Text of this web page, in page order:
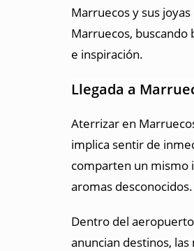
Marruecos y sus
Marruecos, buscando
e inspiración.
Llegada a
Aterrizar en
implica sentir de
comparten un mismo
aromas desconocidos.
Dentro del
anuncian destinos,